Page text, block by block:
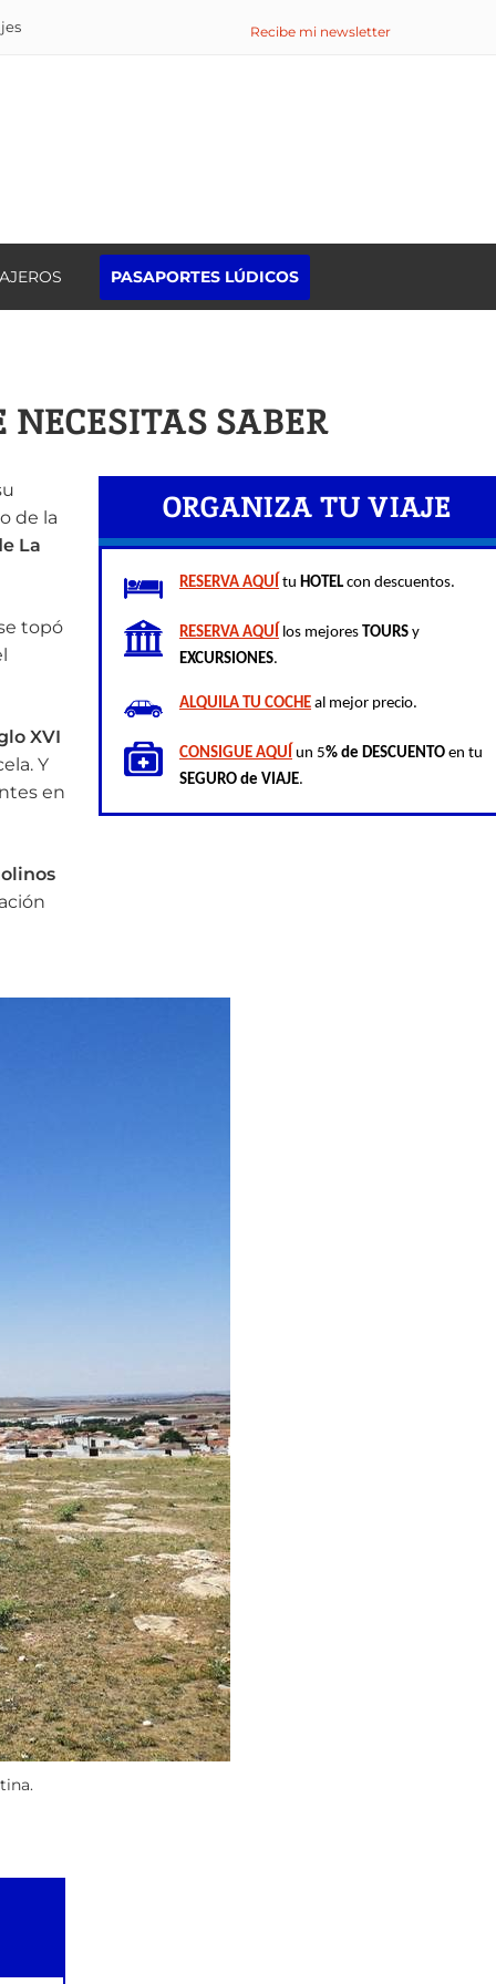
Recibe mi newsletter
PASAPORTES LÚDICOS
SABER
de la
La
topó
XVI
Y
en
ORGANIZA TU VIAJE
RESERVA AQUÍ tu HOTEL con descuentos.
RESERVA AQUÍ los mejores TOURS
EXCURSIONES.
ALQUILA TU COCHE al mejor precio.
CONSIGUE AQUÍ un 5% de DESCUENTO
SEGURO de VIAJE.